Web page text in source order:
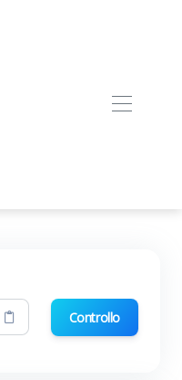
Controllo